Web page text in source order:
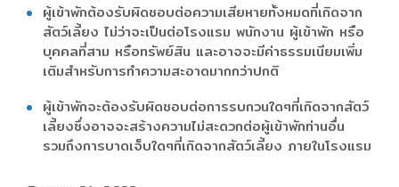
ผู้เข้าพักต้องรับผิดชอบต่อความเสียหายทั้งหมดที่เกิดจาก
สัตว์เลี้ยง ไม่ว่าจะเป็นต่อโรงแรม พนักงาน ผู้เข้าพัก หรือ
บุคคลที่สาม หรือทรัพย์สิน และอาจจะมีค่าธรรมเนียมเพิ่ม
เติมสำหรับการทำความสะอาดมากกว่าปกติ
ผู้เข้าพักจะต้องรับผิดชอบต่อการรบกวนใดๆที่เกิดจากสัตว์
เลี้ยงซึ่งอาจจะสร้างความไม่สะดวกต่อผู้เข้าพักท่านอื่น
รวมถึงการบาดเจ็บใดๆที่เกิดจากสัตว์เลี้ยง ภายในโรงแรม